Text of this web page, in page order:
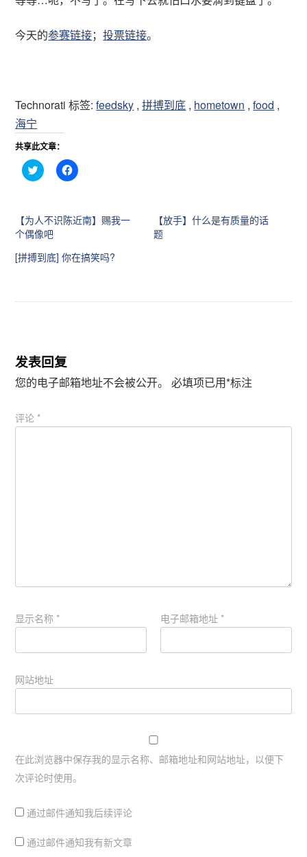
今天的参赛链接；投票链接。
Technorati 标签:feedsky ,拼搏到底 , hometown ,food ,
海宁
共享此文章：
点
击
T
w
i
t
e
r
点
击
F
a
o
o
【为人不识陈近南】赐我一
个偶像吧
【放手】什么是有质量的话
题
[拼搏到底] 你在搞笑吗?
发表回复
您的电子邮箱地址不会被公开。 必填项已用*标注
评论*
显示名称* 电子邮箱地址*
网站地址
在此浏览器中保存我的显示名称、邮箱地址和网站地址，以便下
次评论时使用。
通过邮件通知我后续评论
通过邮件通知我有新文章